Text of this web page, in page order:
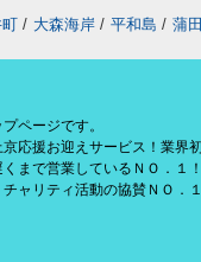
町 / 大森海岸 / 平和島 / 蒲田
ページです。
応援お迎えサービス！業界
まで営業しているＮＯ．１
ャリティ活動の協賛ＮＯ．